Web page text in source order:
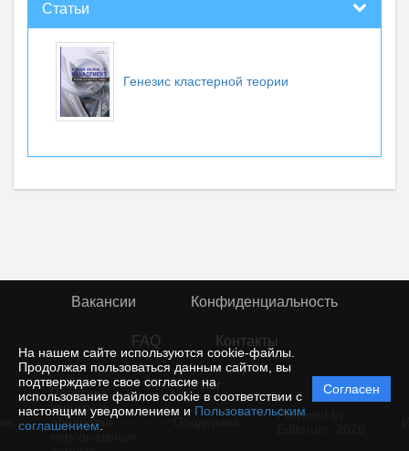
На нашем сайте используются cookie-файлы.
Продолжая пользоваться данным сайтом, вы
подтверждаете свое согласие на
использование файлов cookie в соответствии с
настоящим уведомлением и Пользовательским
соглашением
Согласен
Статьи
Генезис кластерной теории
Вакансии Конфиденциальность
FAQ Контакты
© rior
Политика
защиты и
обработки
Powered by